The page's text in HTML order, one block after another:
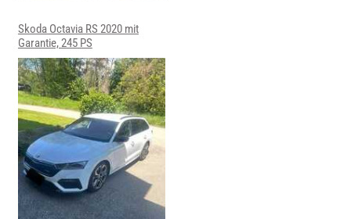
Skoda Octavia RS 2020 mit
Garantie, 245 PS